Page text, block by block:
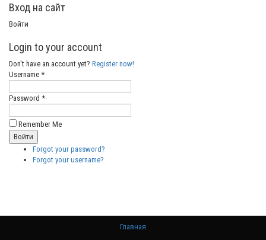
Вход на сайт
Войти
Login to your account
Don't have an account yet? Register now!
Username *
Password *
Remember Me
Forgot your password?
Forgot your username?
Главная